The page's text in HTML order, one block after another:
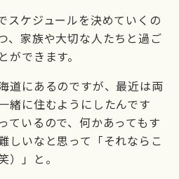
スケジュールを決めていくの
、家族や大切な人たちと過ご
できます。
道にあるのですが、最近は両
緒に住むようにしたんです
ているので、何かあってもす
しいなと思って「それならこ
）」と。